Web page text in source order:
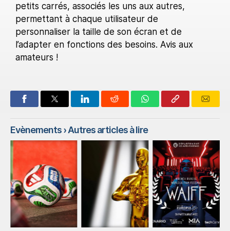
petits carrés, associés les uns aux autres,
permettant à chaque utilisateur de
personnaliser la taille de son écran et de
l’adapter en fonctions des besoins. Avis aux
amateurs !
Evènements› Autres articles à lire